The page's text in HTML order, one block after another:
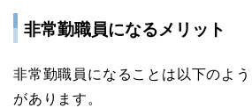
非常勤職員になるメリット
非常勤職員になることは以下のよ
があります。